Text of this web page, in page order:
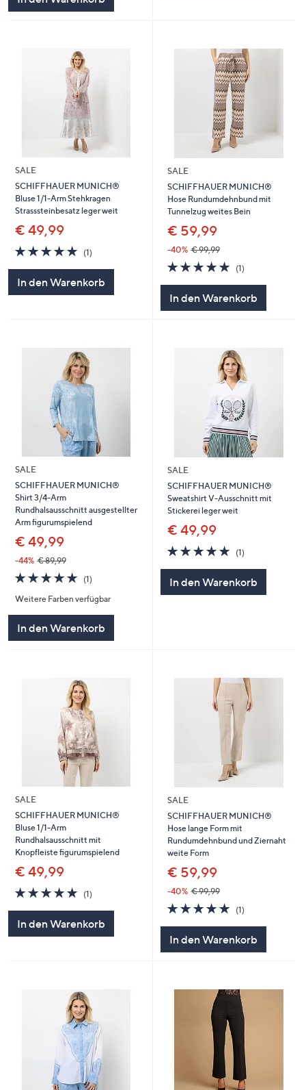
SALE
SCHIFFHAUER MUNICH®
Bluse 1/1-Arm Stehkragen
Strasssteinbesatz leger weit
€ 49,99
5.0
von
(1)1
In den Warenkorb
SALE
SCHIFFHAUER MUNICH®
Hose Rundumdehnbund mit
Tunnelzug weites Bein
€ 59,99
-40% € 99,99
5.0
von
(1)1
In den Warenkorb
SALE
SCHIFFHAUER MUNICH®
Shirt 3/4-Arm
Rundhalsausschnitt ausgestellter
Arm figurumspielend
€ 49,99
-44% € 89,99
5.0
von
5
(1)1
Weitere Farben verfügbar
In den Warenkorb
SALE
SCHIFFHAUER MUNICH®
Sweatshirt V-Ausschnitt mit
Stickerei leger weit
€ 49,99
5.0
von
(1)1
In den Warenkorb
SALE
SCHIFFHAUER MUNICH®
Bluse 1/1-Arm
Rundhalsausschnitt mit
Knopfleiste figurumspielend
€ 49,99
5.0
von
(1)1
In den Warenkorb
SALE
SCHIFFHAUER MUNICH®
Hose lange Form mit
Rundumdehnbund und Ziernaht
weite Form
€ 59,99
-40% € 99,99
5.0
von
(1)1
In den Warenkorb